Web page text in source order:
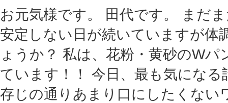
お元気様です。 田代です。 まだ
安定しない日が続いていますが体
ょうか？ 私は、花粉・黄砂のWパ
ています！！ 今日、最も気になる
存じの通りあまり口にしたくな